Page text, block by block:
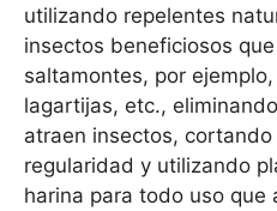
utilizando repelentes
insectos beneficiosos
saltamontes, por
lagartijas, etc.,
atraen insectos,
regularidad y utilizando
harina para todo uso que